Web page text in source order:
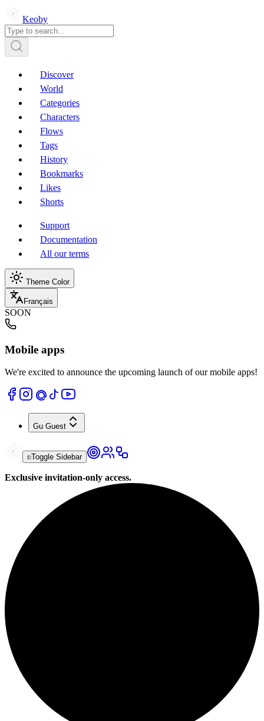
Keoby
Discover
World
Categories
Characters
Flows
Tags
History
Bookmarks
Likes
Shorts
Support
Documentation
All our terms
Theme Color
Français
SOON
Mobile apps
We're excited to announce the upcoming launch of our mobile apps!
Gu Guest
Toggle Sidebar
Exclusive invitation-only access.